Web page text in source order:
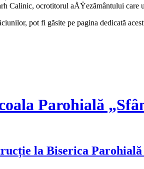
Calinic, ocrotitorul aÅŸezământului care
pot fi găsite pe pagina de­dicată
Parohială
la Biserica Parohială